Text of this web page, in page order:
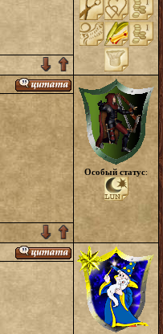
Особый статус: